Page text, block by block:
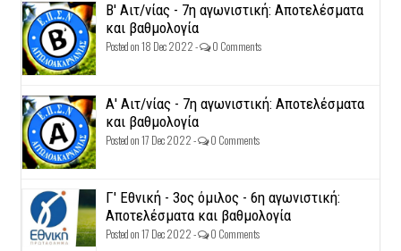
Β' Αιτ/νίας - 7η αγωνιστική: Αποτελέσματα
και βαθμολογία
Posted on 18 Dec 2022 - 0 Comments
Α' Αιτ/νίας - 7η αγωνιστική: Αποτελέσματα
και βαθμολογία
Posted on 17 Dec 2022 - 0 Comments
Γ' Εθνική - 3ος όμιλος - 6η αγωνιστική:
Αποτελέσματα και βαθμολογία
Posted on 17 Dec 2022 - 0 Comments